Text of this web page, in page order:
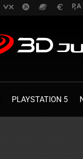
PLAYSTATION 5